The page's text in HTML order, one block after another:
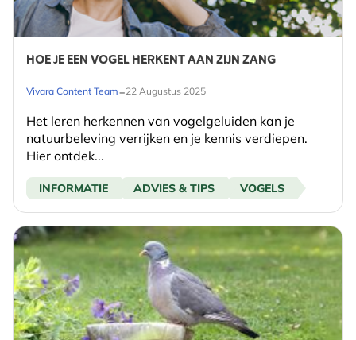
HOE JE EEN VOGEL HERKENT AAN ZIJN ZANG
Vivara Content Team-22 Augustus 2025
Het leren herkennen van vogelgeluiden kan je
natuurbeleving verrijken en je kennis verdiepen.
Hier ontdek...
INFORMATIE ADVIES & TIPS VOGELS